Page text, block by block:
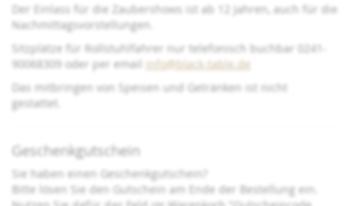
Der Einlass für die Zaubershows ist ab 12 Jahren, auch für die
Nachmittagsvorstellungen.
Sitzplätze für Rollstuhlfahrer nur telefonisch buchbar 0241-
90068309 oder per email info@black-table.de
Das mitbringen von Speisen und Getränken ist nicht
gestattet.
Geschenkgutschein
Sie haben einen Geschenkgutschein?
Bitte lösen Sie den Gutschein am Ende der Bestellung ein.